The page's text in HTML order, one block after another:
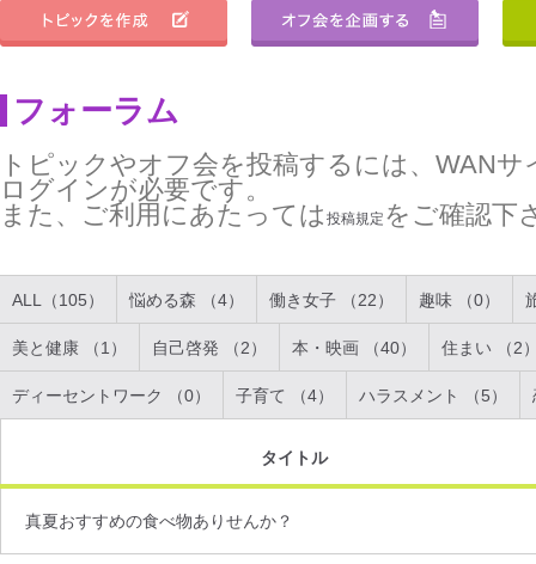
フォーラム
トピックやオフ会を投稿するには、WAN
ログインが必要です。
また、ご利用にあたっては 投稿規定 をご確認下
ALL（105） 悩める森 （4） 働き女子 （22） 趣味 （0）
美と健康 （1） 自己啓発 （2） 本・映画 （40） 住まい （2
ディーセントワーク （0） 子育て （4） ハラスメント （5）
タイトル
真夏おすすめの食べ物ありせんか？